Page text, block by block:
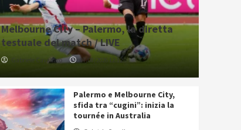
Melbourne City – Palermo, la diretta
testuale del match / LIVE
Gabriele Cavallaro 07/08/2026 12:12
Palermo e Melbourne City,
sfida tra “cugini”: inizia la
tournée in Australia